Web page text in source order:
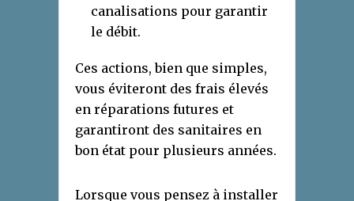
canalisations pour garantir
le débit.
Ces actions, bien que simples,
vous éviteront des frais élevés
en réparations futures et
garantiront des sanitaires en
bon état pour plusieurs années.
Lorsque vous pensez à installer